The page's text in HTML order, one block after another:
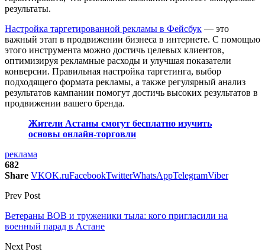
результаты.
Настройка таргетированной рекламы в Фейсбук — это
важный этап в продвижении бизнеса в интернете. С помощью
этого инструмента можно достичь целевых клиентов,
оптимизируя рекламные расходы и улучшая показатели
конверсии. Правильная настройка таргетинга, выбор
подходящего формата рекламы, а также регулярный анализ
результатов кампании помогут достичь высоких результатов в
продвижении вашего бренда.
Жители Астаны смогут бесплатно изучить
основы онлайн-торговли
реклама
682
Share VKOK.ruFacebookTwitterWhatsAppTelegramViber
Prev Post
Ветераны ВОВ и труженики тыла: кого пригласили на
военный парад в Астане
Next Post